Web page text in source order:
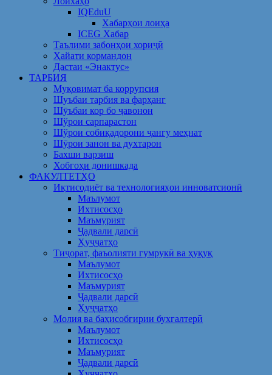
IQEduU
Хабарҳои лоиҳа
ICEG Хабар
Таълими забонҳои хориҷӣ
Ҳайати кормандон
Дастаи «Энактус»
ТАРБИЯ
Муқовимат ба коррупсия
Шуъбаи тарбия ва фарҳанг
Шӯъбаи кор бо ҷавонон
Шўрои сарпарастон
Шўрои собиқадорони ҷангу меҳнат
Шӯрои занон ва духтарон
Бахши варзиш
Хобгоҳи донишкада
ФАКУЛТЕТҲО
Иқтисодиёт ва технологияҳои инноватсионӣ
Маълумот
Ихтисосҳо
Маъмурият
Ҷадвали дарсӣ
Ҳуҷҷатҳо
Тиҷорат, фаъолияти гумрукӣ ва ҳуқуқ
Маълумот
Ихтисосҳо
Маъмурият
Ҷадвали дарсӣ
Ҳуҷҷатҳо
Молия ва баҳисобгирии бухгалтерӣ
Маълумот
Ихтисосҳо
Маъмурият
Ҷадвали дарсӣ